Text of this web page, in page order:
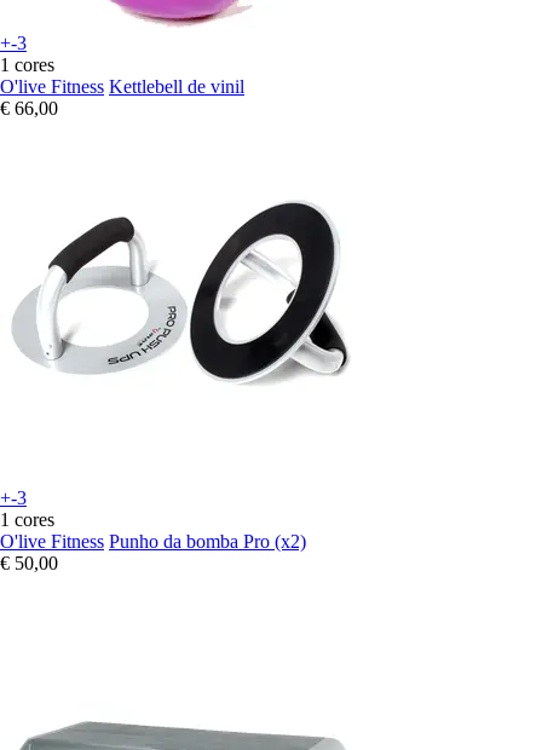
+-3
1 cores
O'live Fitness Kettlebell de vinil
€ 66,00
+-3
1 cores
O'live Fitness Punho da bomba Pro (x2)
€ 50,00